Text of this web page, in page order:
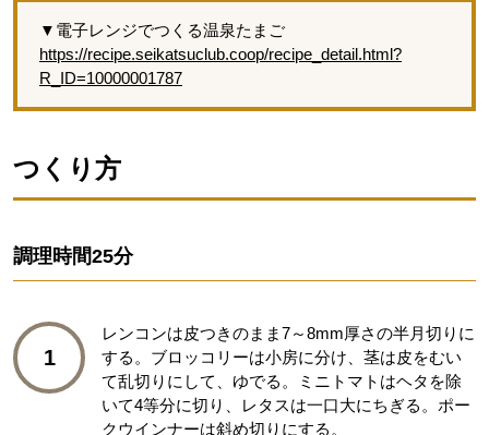
▼電子レンジでつくる温泉たまご
https://recipe.seikatsuclub.coop/recipe_detail.html?
R_ID=10000001787
つくり方
調理時間25分
1
レンコンは皮つきのまま7～8mm厚さの半月切りに
する。ブロッコリーは小房に分け、茎は皮をむい
て乱切りにして、ゆでる。ミニトマトはヘタを除
いて4等分に切り、レタスは一口大にちぎる。ポー
クウインナーは斜め切りにする。